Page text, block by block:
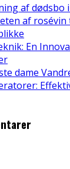
af dødsbo
af
En
dame